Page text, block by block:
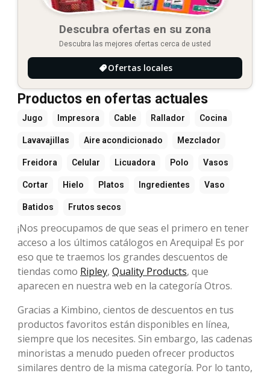
Descubra ofertas en su zona
Descubra las mejores ofertas cerca de usted
Ofertas locales
Productos en ofertas actuales
Jugo Impresora Cable Rallador Cocina
Lavavajillas Aire acondicionado Mezclador
Freidora Celular Licuadora Polo Vasos
Cortar Hielo Platos Ingredientes Vaso
Batidos Frutos secos
¡Nos preocupamos de que seas el primero en tener
acceso a los últimos catálogos en Arequipa! Es por
eso que te traemos los grandes descuentos de
tiendas como Ripley, Quality Products, que
aparecen en nuestra web en la categoría Otros.
Gracias a Kimbino, cientos de descuentos en tus
productos favoritos están disponibles en línea,
siempre que los necesites. Sin embargo, las cadenas
minoristas a menudo pueden ofrecer productos
similares dentro de la misma categoría. Por lo tanto,